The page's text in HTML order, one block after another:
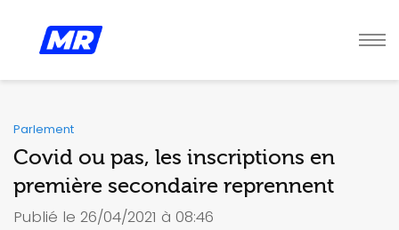
Parlement
Covid ou pas, les inscriptions en
première secondaire reprennent
Publié le 26/04/2021 à 08:46